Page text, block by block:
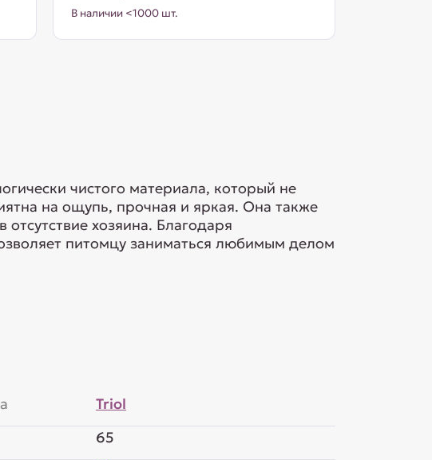
В наличии <1000 шт.
чистого материала, который не
на ощупь, прочная и яркая. Она также
хозяина. Благодаря
питомцу заниматься любимым делом
Triol
65